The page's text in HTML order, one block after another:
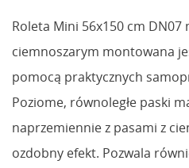
Roleta Mini 56x150 cm DN07
ciemnoszarym montowana
pomocą praktycznych
Poziome, równoległe paski
naprzemiennie z pasami z
ozdobny efekt. Pozwala